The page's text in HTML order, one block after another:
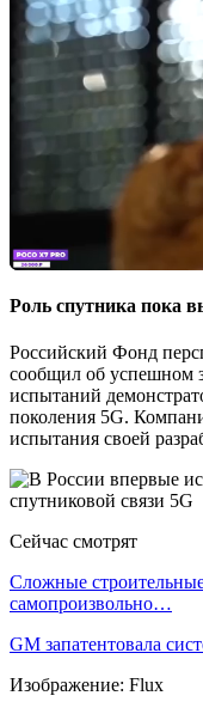
Роль спутника пока
Российский Фонд
сообщил об успешном
испытаний
поколения 5G.
испытания своей
Сейчас смотрят
Сложные
самопроизвольно…
GM запатентовала
Изображение: Flux